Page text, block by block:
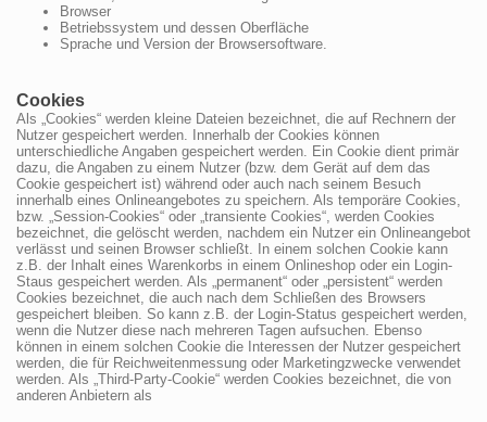
Browser
Betriebssystem und dessen Oberfläche
Sprache und Version der Browsersoftware.
Cookies
Als „Cookies“ werden kleine Dateien bezeichnet, die auf Rechnern der
Nutzer gespeichert werden. Innerhalb der Cookies können
unterschiedliche Angaben gespeichert werden. Ein Cookie dient primär
dazu, die Angaben zu einem Nutzer (bzw. dem Gerät auf dem das
Cookie gespeichert ist) während oder auch nach seinem Besuch
innerhalb eines Onlineangebotes zu speichern. Als temporäre Cookies,
bzw. „Session-Cookies“ oder „transiente Cookies“, werden Cookies
bezeichnet, die gelöscht werden, nachdem ein Nutzer ein Onlineangebot
verlässt und seinen Browser schließt. In einem solchen Cookie kann
z.B. der Inhalt eines Warenkorbs in einem Onlineshop oder ein Login-
Staus gespeichert werden. Als „permanent“ oder „persistent“ werden
Cookies bezeichnet, die auch nach dem Schließen des Browsers
gespeichert bleiben. So kann z.B. der Login-Status gespeichert werden,
wenn die Nutzer diese nach mehreren Tagen aufsuchen. Ebenso
können in einem solchen Cookie die Interessen der Nutzer gespeichert
werden, die für Reichweitenmessung oder Marketingzwecke verwendet
werden. Als „Third-Party-Cookie“ werden Cookies bezeichnet, die von
anderen Anbietern als